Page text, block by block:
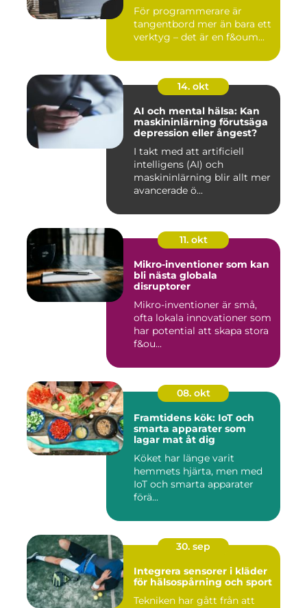
För programmerare är
tangentbord mer än bara ett
verktyg – det är en f&oum...
14. okt
AI och mental hälsa: Kan
maskininlärning förutsäga
depression eller ångest?
I takt med att artificiell
intelligens (AI) och
maskininlärning blir allt mer
avancerade ö...
11. okt
Mikro-inventioner som kan
bli nästa globala
disruptorer
Mikro-inventioner är små,
ofta lokala innovationer som
har potential att skapa stora
f&ou...
08. okt
Framtidens kök: IoT och
smarta apparater som
lagar mat åt dig
Köket har länge varit
hemmets hjärta, men med
IoT och smarta apparater
förä...
30. sep
Integrera sensorer i kläder
för hälsospårning och sport
Tekniken har gått från att